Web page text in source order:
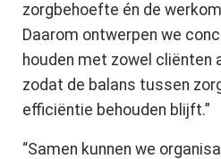
zorgbehoefte én de
Daarom ontwerpen we
houden met zowel cliënten
zodat de balans tussen
efficiëntie behouden blijft.”
“Samen kunnen we